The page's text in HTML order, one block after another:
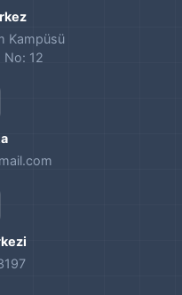
Kampüsü
No: 12